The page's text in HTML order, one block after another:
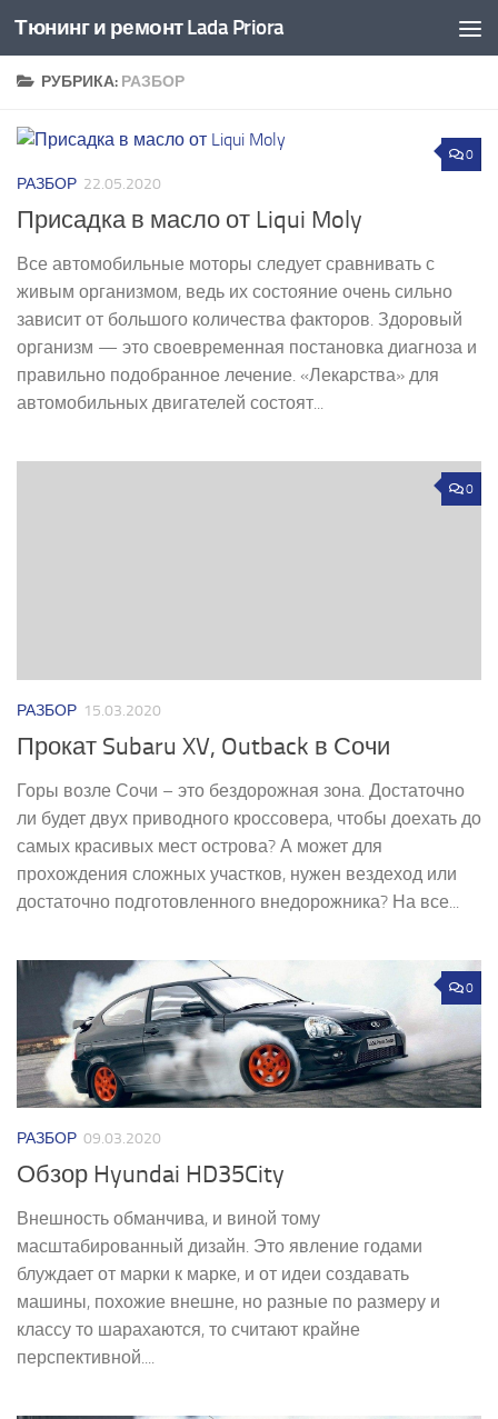
Перейти к содержимому
Тюнинг и ремонт Lada Priora
РУБРИКА: РАЗБОР
0
РАЗБОР 22.05.2020
Присадка в масло от Liqui Moly
Все автомобильные моторы следует сравнивать с
живым организмом, ведь их состояние очень сильно
зависит от большого количества факторов. Здоровый
организм — это своевременная постановка диагноза и
правильно подобранное лечение. «Лекарства» для
автомобильных двигателей состоят...
0
РАЗБОР 15.03.2020
Прокат Subaru XV, Outback в Сочи
Горы возле Сочи – это бездорожная зона. Достаточно
ли будет двух приводного кроссовера, чтобы доехать до
самых красивых мест острова? А может для
прохождения сложных участков, нужен вездеход или
достаточно подготовленного внедорожника? На все...
0
РАЗБОР 09.03.2020
Обзор Hyundai HD35City
Внешность обманчива, и виной тому
масштабированный дизайн. Это явление годами
блуждает от марки к марке, и от идеи создавать
машины, похожие внешне, но разные по размеру и
классу то шарахаются, то считают крайне
перспективной....